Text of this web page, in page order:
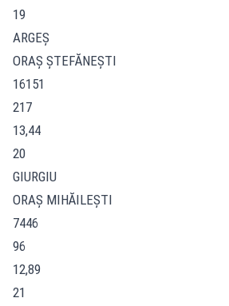
19
ARGEŞ
ORAŞ ŞTEFĂNEŞTI
16151
217
13,44
20
GIURGIU
ORAŞ MIHĂILEŞTI
7446
96
12,89
21